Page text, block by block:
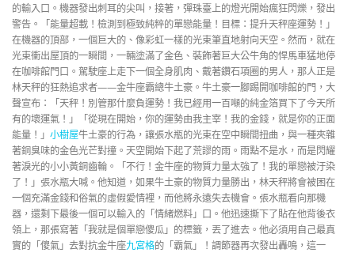
的輸入口。機器發出刺耳的尖叫，接著，彈珠臺上的燈光開始瘋狂閃爍，發出
警告。「能量超載！檢測到極致純粹的單戀能量！目標：提升天秤座運勢！」
在機器的頂部，一個巨大的、像彩虹一樣的光束筆直地射向天空。然而，就在
光束衝出屋頂的一瞬間，一輛塗滿了金色、裝飾著巨大公牛角的悍馬車猛地停
在咖啡館門口。駕駛座上走下一個全身肌肉、戴著鑽石項圈的男人，那人正是
林天秤的狂熱追求者——金牛座霸總牛土豪。牛土豪一腳踢開咖啡館的門，大
聲宣布：「天秤！別管那什麼負運勢！我已經用一百噸的純金箔買下了今天所
有的壞運氣！」「從現在開始，你的運勢由我主宰！我的金錢，就是你的正面
能量！」 小樹屋牛土豪的行為，讓張水瓶的光束在空中瞬間扭曲，與一種夾雜
著銅臭味的金色光芒對撞。天空開始下起了荒謬的雨。雨點不是水，而是閃耀
著淚光的小小黃銅齒輪。「不行！金牛座的物質力量太強了！我的單戀被汙染
了！」張水瓶大喊。他知道，如果牛土豪的物質力量勝出，林天秤將會被困在
一個充滿金錢和俗氣的虛假愛情裡，而他將永遠失去機會。張水瓶看向那機
器，還剩下最後一個可以輸入的「情緒燃料」口。他迅速撕下了貼在他背後衣
領上，那張寫著「我就是個單戀傻瓜」的標籤，丟了進去。他必須用自己最真
實的「傻氣」去對抗金牛座九宮格的「霸氣」！調節器再次發出轟鳴，這一